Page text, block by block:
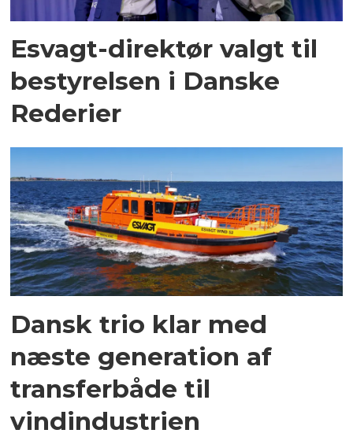
Esvagt-direktør valgt til
bestyrelsen i Danske
Rederier
Dansk trio klar med
næste generation af
transferbåde til
vindindustrien